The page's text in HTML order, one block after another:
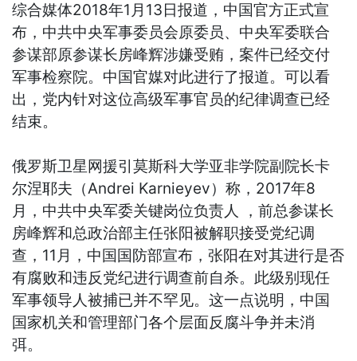
综合媒体2018年1月13日报道，中国官方正式宣
布，中共中央军事委员会原委员、中央军委联合
参谋部原参谋长房峰辉涉嫌受贿，案件已经交付
军事检察院。中国官媒对此进行了报道。可以看
出，党内针对这位高级军事官员的纪律调查已经
结束。
俄罗斯卫星网援引莫斯科大学亚非学院副院长卡
尔涅耶夫（Andrei Karnieyev）称，2017年8
月，中共中央军委关键岗位负责人 ，前总参谋长
房峰辉和总政治部主任张阳被解职接受党纪调
查，11月，中国国防部宣布，张阳在对其进行是否
有腐败和违反党纪进行调查前自杀。此级别现任
军事领导人被捕已并不罕见。这一点说明，中国
国家机关和管理部门各个层面反腐斗争并未消
弭。